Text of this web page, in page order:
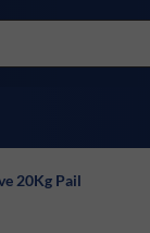
20Kg Pail